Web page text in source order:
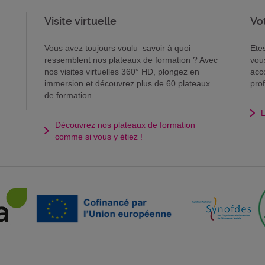
Visite virtuelle
Vous avez toujours voulu savoir à quoi
ressemblent nos plateaux de formation ? Avec
nos visites virtuelles 360° HD, plongez en
immersion et découvrez plus de 60 plateaux
de formation.
Découvrez nos plateaux de formation
comme si vous y étiez !